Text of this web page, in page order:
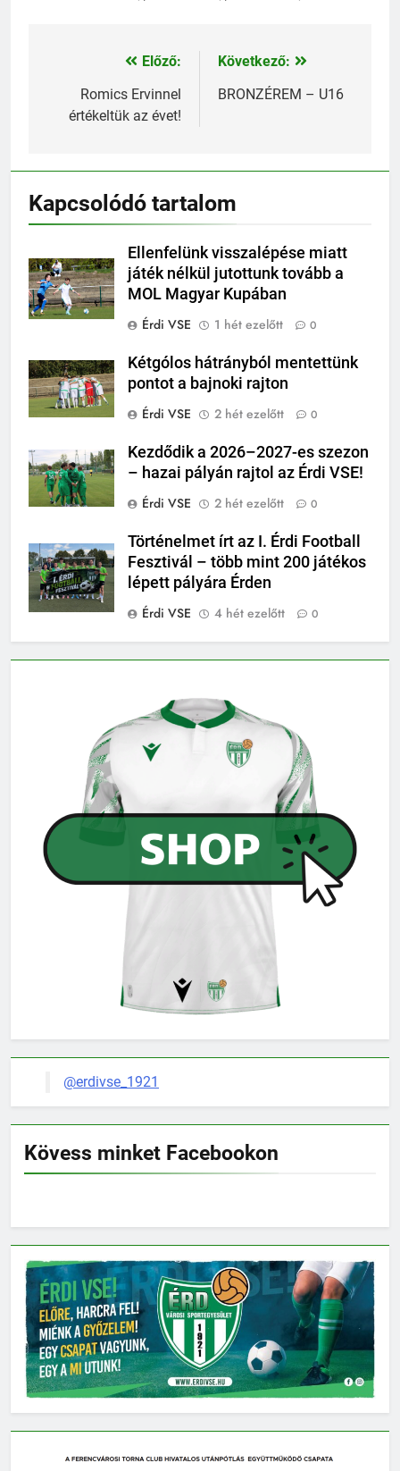
Bejegyzés
navigáció
Előző:
Romics Ervinnel
értékeltük az évet!
Következő:
BRONZÉREM – U16
Kapcsolódó tartalom
Ellenfelünk visszalépése miatt
játék nélkül jutottunk tovább a
MOL Magyar Kupában
Érdi VSE
1 hét ezelőtt 0
Kétgólos hátrányból mentettünk
pontot a bajnoki rajton
Érdi VSE
2 hét ezelőtt 0
Kezdődik a 2026–2027-es szezon
– hazai pályán rajtol az Érdi VSE!
Érdi VSE
2 hét ezelőtt 0
Történelmet írt az I. Érdi Football
Fesztivál – több mint 200 játékos
lépett pályára Érden
Érdi VSE
4 hét ezelőtt 0
@erdivse_1921
Kövess minket Facebookon